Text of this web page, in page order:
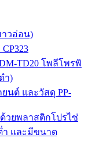
าวอ่อน)
TD20 โพลีโพรพิ
ำ)
ยนต์ และวัสดุ PP-
ด้วยพลาสติกโปรไซ่
และมีขนาด